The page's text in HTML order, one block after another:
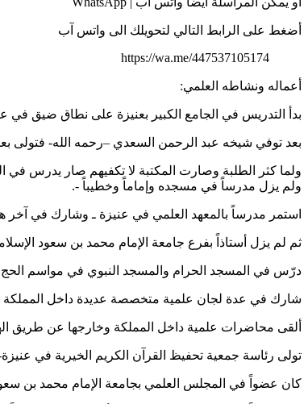
أضغط على الرابط التالي لتحويلك الى واتس آب
https://wa.me/447537105174
أعماله ونشاطه العلمي:
بدأ التدريس في الجامع الكبير بعنيزة على نطاق ضيق
بعد توفي شيخه عبد الرحمن السعدي –رحمه الله- فتولى
ولما كثر الطلبة وصارت المكتبة لا تكفيهم صار يدرس في
ولم يزل مدرساً في مسجده وإماماً وخطيباً -.
استمر مدرساً بالمعهد العلمي في عنيزة ـ وشارك في آخر
ثم لم يزل أستاذاً بفرع جامعة الإمام محمد بن سعود
درّس في المسجد الحرام والمسجد النبوي في مواسم
شارك في عدة لجان علمية متخصصة عديدة داخل المملكة
ألقى محاضرات علمية داخل المملكة وخارجها عن طريق
تولى رئاسة جمعية تحفيظ القرآن الكريم الخيرية في
كان عضواً في المجلس العلمي بجامعة الإمام محمد بن سعود